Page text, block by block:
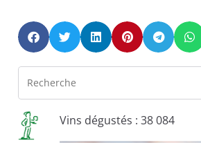
Vins dégustés : 38 084